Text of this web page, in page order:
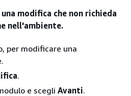
modifica che non richieda
nell'ambiente.
per modificare una
.
e scegli Avanti.